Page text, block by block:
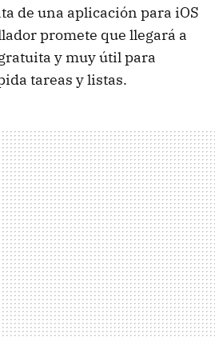
de una aplicación para iOS
promete que llegará a
y muy útil para
tareas y listas.